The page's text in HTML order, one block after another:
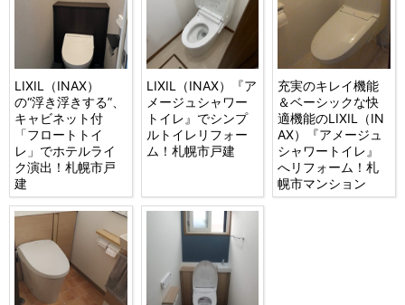
LIXIL（INAX）
の“浮き浮きする”、
キャビネット付
「フロートトイ
レ」でホテルライ
ク演出！札幌市戸
建
LIXIL（INAX）『ア
メージュシャワー
トイレ』でシンプ
ルトイレリフォー
ム！札幌市戸建
充実のキレイ機能
＆ベーシックな快
適機能のLIXIL（IN
AX）『アメージュ
シャワートイレ』
へリフォーム！札
幌市マンション